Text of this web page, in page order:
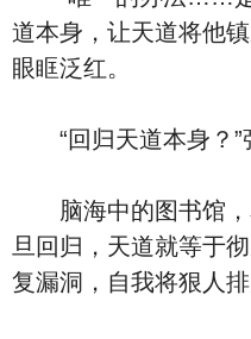
道本身，让天道将他
眼眶泛红。
“回归天道本身？”
脑海中的图书馆，
旦回归，天道就等于
复漏洞，自我将狠人排